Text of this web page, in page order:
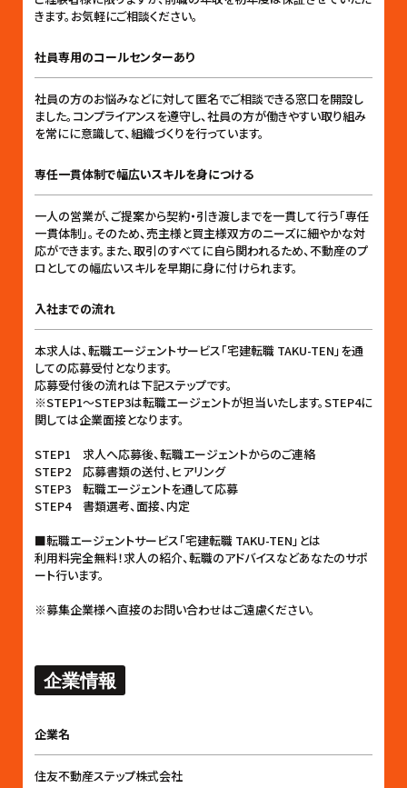
きます。お気軽にご相談ください。
社員専用のコールセンターあり
社員の方のお悩みなどに対して匿名でご相談できる窓口を開設し
ました。コンプライアンスを遵守し、社員の方が働きやすい取り組み
を常にに意識して、組織づくりを行っています。
専任一貫体制で幅広いスキルを身につける
一人の営業が、ご提案から契約・引き渡しまでを一貫して行う「専任
一貫体制」。そのため、売主様と買主様双方のニーズに細やかな対
応ができます。また、取引のすべてに自ら関われるため、不動産のプ
ロとしての幅広いスキルを早期に身に付けられます。
入社までの流れ
本求人は、転職エージェントサービス「宅建転職 TAKU-TEN」を通
しての応募受付となります。
応募受付後の流れは下記ステップです。
※STEP1〜STEP3は転職エージェントが担当いたします。STEP4に
関しては企業面接となります。
STEP1 求人へ応募後、転職エージェントからのご連絡
STEP2 応募書類の送付、ヒアリング
STEP3 転職エージェントを通して応募
STEP4 書類選考、面接、内定
■転職エージェントサービス「宅建転職 TAKU-TEN」とは
利用料完全無料！求人の紹介、転職のアドバイスなどあなたのサポ
ート行います。
※募集企業様へ直接のお問い合わせはご遠慮ください。
企業情報
企業名
住友不動産ステップ株式会社